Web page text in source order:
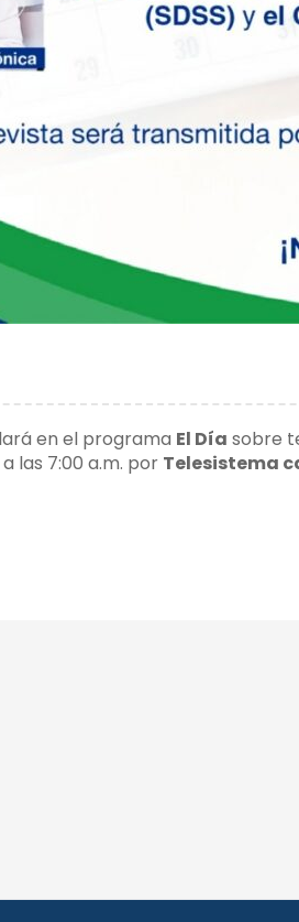
en el programa El Día sobre
las 7:00 a.m. por Telesistema